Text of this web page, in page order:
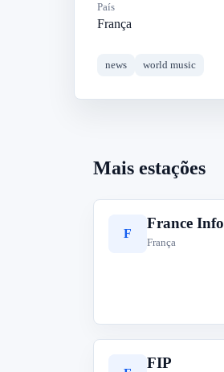
País
França
news world music
Mais estações
F
France Info
França
FIP